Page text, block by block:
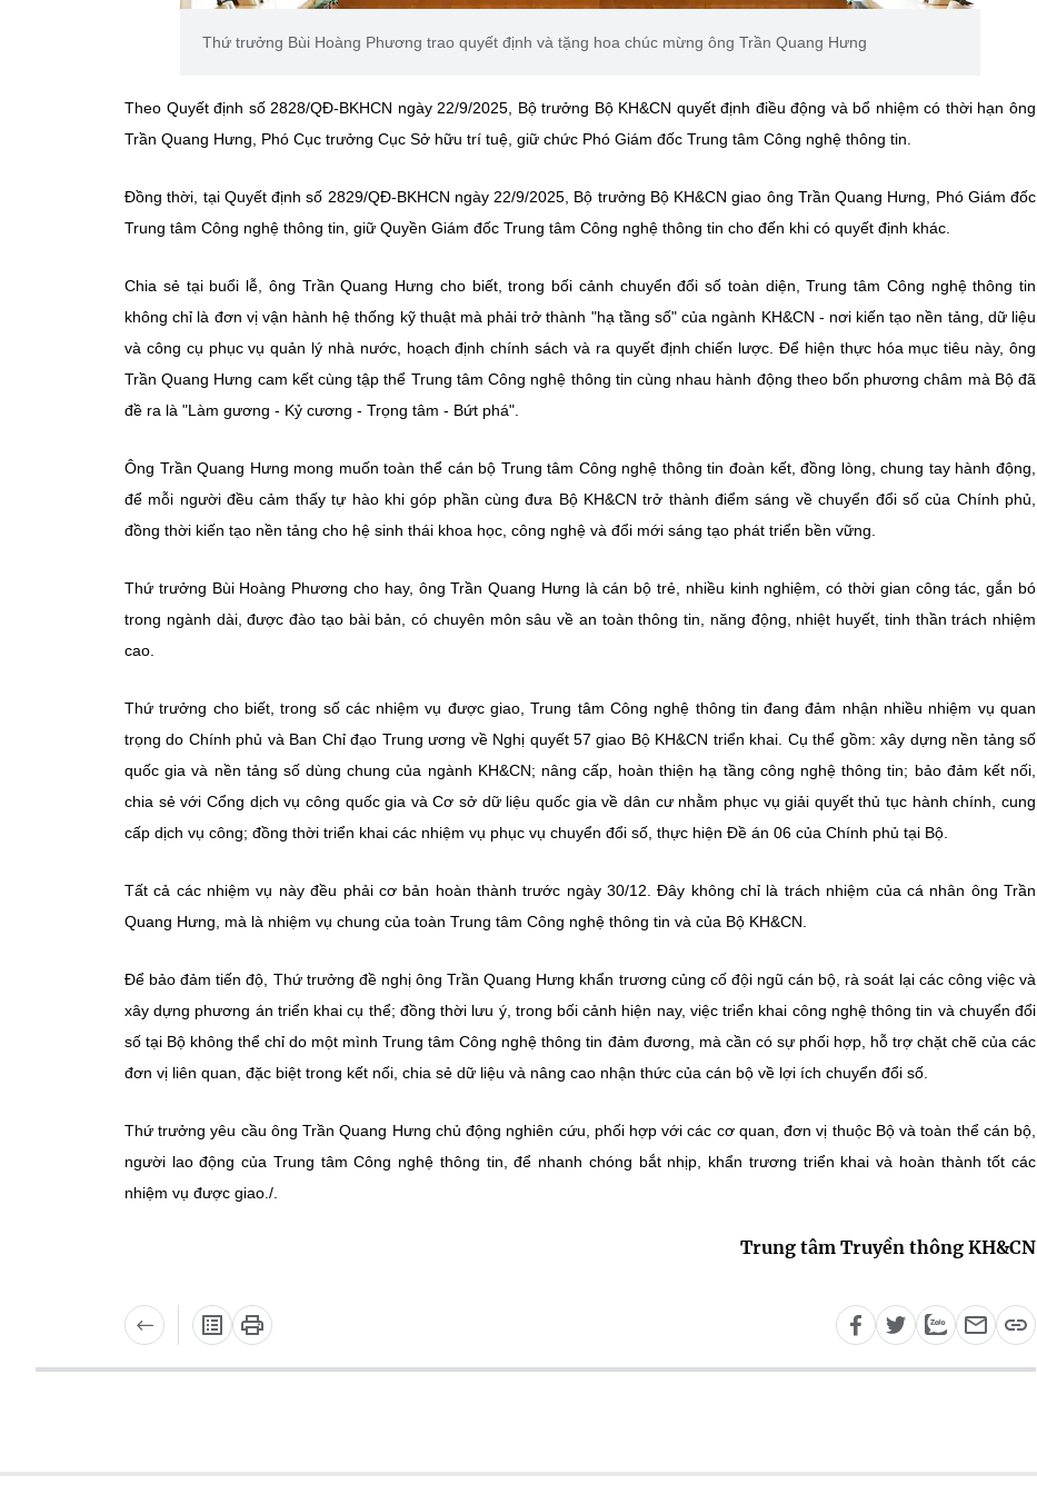
Thứ trưởng Bùi Hoàng Phương trao quyết định và tặng hoa chúc mừng ông Trần Quang Hưng
Theo Quyết định số 2828/QĐ-BKHCN ngày 22/9/2025, Bộ trưởng Bộ KH&CN quyết định điều động và bổ nhiệm có thời hạn ông
Trần Quang Hưng, Phó Cục trưởng Cục Sở hữu trí tuệ, giữ chức Phó Giám đốc Trung tâm Công nghệ thông tin.
Đồng thời, tại Quyết định số 2829/QĐ-BKHCN ngày 22/9/2025, Bộ trưởng Bộ KH&CN giao ông Trần Quang Hưng, Phó Giám đốc
Trung tâm Công nghệ thông tin, giữ Quyền Giám đốc Trung tâm Công nghệ thông tin cho đến khi có quyết định khác.
Chia sẻ tại buổi lễ, ông Trần Quang Hưng cho biết, trong bối cảnh chuyển đổi số toàn diện, Trung tâm Công nghệ thông tin
không chỉ là đơn vị vận hành hệ thống kỹ thuật mà phải trở thành "hạ tầng số" của ngành KH&CN - nơi kiến tạo nền tảng, dữ liệu
và công cụ phục vụ quản lý nhà nước, hoạch định chính sách và ra quyết định chiến lược. Để hiện thực hóa mục tiêu này, ông
Trần Quang Hưng cam kết cùng tập thể Trung tâm Công nghệ thông tin cùng nhau hành động theo bốn phương châm mà Bộ đã
đề ra là "Làm gương - Kỷ cương - Trọng tâm - Bứt phá".
Ông Trần Quang Hưng mong muốn toàn thể cán bộ Trung tâm Công nghệ thông tin đoàn kết, đồng lòng, chung tay hành động,
để mỗi người đều cảm thấy tự hào khi góp phần cùng đưa Bộ KH&CN trở thành điểm sáng về chuyển đổi số của Chính phủ,
đồng thời kiến tạo nền tảng cho hệ sinh thái khoa học, công nghệ và đổi mới sáng tạo phát triển bền vững.
Thứ trưởng Bùi Hoàng Phương cho hay, ông Trần Quang Hưng là cán bộ trẻ, nhiều kinh nghiệm, có thời gian công tác, gắn bó
trong ngành dài, được đào tạo bài bản, có chuyên môn sâu về an toàn thông tin, năng động, nhiệt huyết, tinh thần trách nhiệm
cao.
Thứ trưởng cho biết, trong số các nhiệm vụ được giao, Trung tâm Công nghệ thông tin đang đảm nhận nhiều nhiệm vụ quan
trọng do Chính phủ và Ban Chỉ đạo Trung ương về Nghị quyết 57 giao Bộ KH&CN triển khai. Cụ thể gồm: xây dựng nền tảng số
quốc gia và nền tảng số dùng chung của ngành KH&CN; nâng cấp, hoàn thiện hạ tầng công nghệ thông tin; bảo đảm kết nối,
chia sẻ với Cổng dịch vụ công quốc gia và Cơ sở dữ liệu quốc gia về dân cư nhằm phục vụ giải quyết thủ tục hành chính, cung
cấp dịch vụ công; đồng thời triển khai các nhiệm vụ phục vụ chuyển đổi số, thực hiện Đề án 06 của Chính phủ tại Bộ.
Tất cả các nhiệm vụ này đều phải cơ bản hoàn thành trước ngày 30/12. Đây không chỉ là trách nhiệm của cá nhân ông Trần
Quang Hưng, mà là nhiệm vụ chung của toàn Trung tâm Công nghệ thông tin và của Bộ KH&CN.
Để bảo đảm tiến độ, Thứ trưởng đề nghị ông Trần Quang Hưng khẩn trương củng cố đội ngũ cán bộ, rà soát lại các công việc và
xây dựng phương án triển khai cụ thể; đồng thời lưu ý, trong bối cảnh hiện nay, việc triển khai công nghệ thông tin và chuyển đổi
số tại Bộ không thể chỉ do một mình Trung tâm Công nghệ thông tin đảm đương, mà cần có sự phối hợp, hỗ trợ chặt chẽ của các
đơn vị liên quan, đặc biệt trong kết nối, chia sẻ dữ liệu và nâng cao nhận thức của cán bộ về lợi ích chuyển đổi số.
Thứ trưởng yêu cầu ông Trần Quang Hưng chủ động nghiên cứu, phối hợp với các cơ quan, đơn vị thuộc Bộ và toàn thể cán bộ,
người lao động của Trung tâm Công nghệ thông tin, để nhanh chóng bắt nhịp, khẩn trương triển khai và hoàn thành tốt các
nhiệm vụ được giao./.
Trung tâm Truyền thông KH&CN